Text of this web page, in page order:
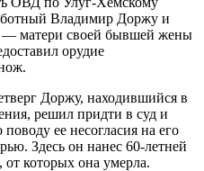
Владимир Доржу и
— матери своей бывшей жены
орудие
Доржу, находившийся в
решил придти в суд и
ее несогласия на его
Здесь он нанес 60-летней
которых она умерла.